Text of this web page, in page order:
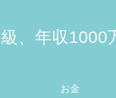
、年収1000
お金